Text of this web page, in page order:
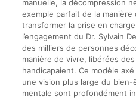
manuelle, la décompression
exemple parfait de la manière
transformer la prise en
l’engagement du Dr. Sylvain
des milliers de personnes
manière de vivre, libérées
handicapaient. Ce modèle
une vision plus large du
mentale sont profondément